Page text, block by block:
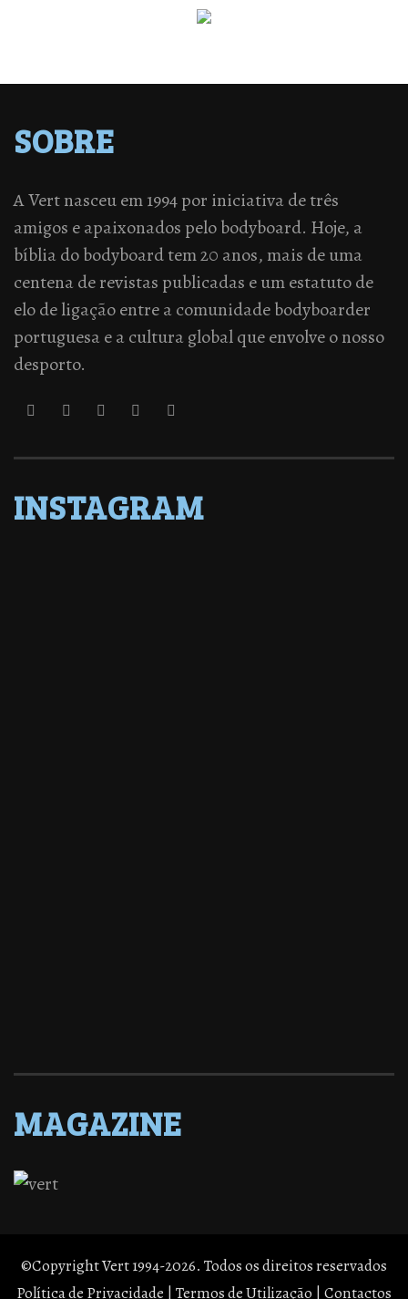
SOBRE
A Vert nasceu em 1994 por iniciativa de três
amigos e apaixonados pelo bodyboard. Hoje, a
bíblia do bodyboard tem 20 anos, mais de uma
centena de revistas publicadas e um estatuto de
elo de ligação entre a comunidade bodyboarder
portuguesa e a cultura global que envolve o nosso
desporto.
INSTAGRAM
MAGAZINE
©Copyright Vert 1994-2026. Todos os direitos reservados
Política de Privacidade | Termos de Utilização | Contactos